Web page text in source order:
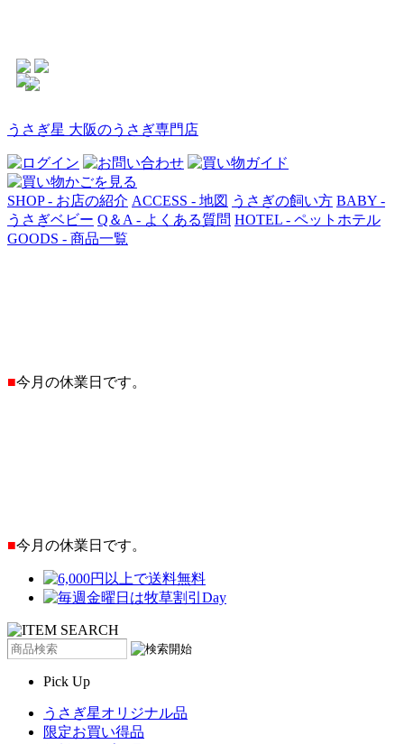
うさぎ星 大阪のうさぎ専門店
SHOP - お店の紹介 ACCESS - 地図 うさぎの飼い方 BABY -
うさぎベビー Q＆A - よくある質問 HOTEL - ペットホテル
GOODS - 商品一覧
■今月の休業日です。
■今月の休業日です。
Pick Up
うさぎ星オリジナル品
限定お買い得品